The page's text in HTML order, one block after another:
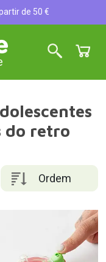
de 50 €
do retro
Ordem